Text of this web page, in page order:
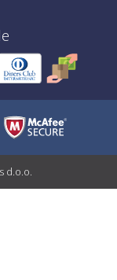
d.o.o.